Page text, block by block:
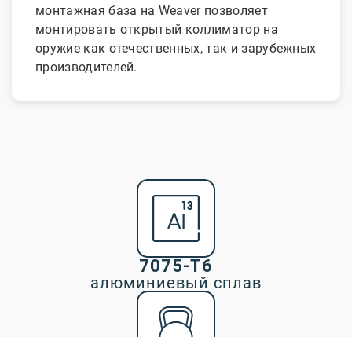
монтажная база на Weaver позволяет
монтировать открытый коллиматор на
оружие как отечественных, так и зарубежных
производителей.
7075-T6
алюминиевый сплав